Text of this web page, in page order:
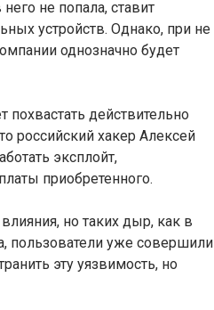
не попала, ставит
устройств. Однако, при не
однозначно будет
действительно
российский хакер Алексей
эксплойт,
приобретенного.
но таких дыр, как в
пользователи уже совершили
эту уязвимость, но